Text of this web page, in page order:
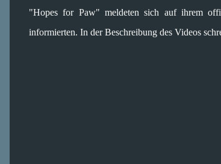
"Hopes for Paw" meldeten sich auf ihrem
informierten. In der Beschreibung des Videos